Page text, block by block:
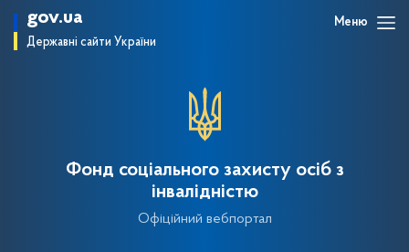
gov.ua
Державні сайти України
Меню
Фонд соціального захисту осіб з
інвалідністю
Офіційний вебпортал